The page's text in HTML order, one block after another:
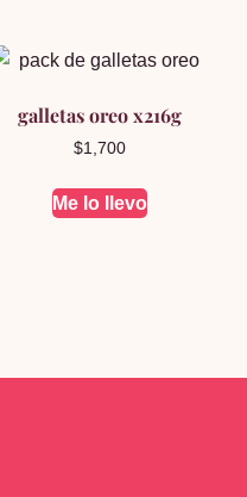
galletas oreo x216g
$1,700
Me lo llevo